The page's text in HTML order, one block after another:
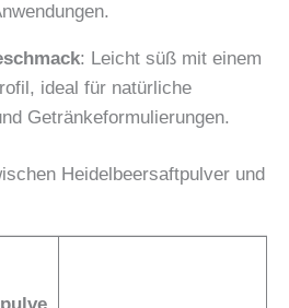
: Leicht süß mit einem
ideal für natürliche
Getränkeformulierungen.
Heidelbeersaftpulver und